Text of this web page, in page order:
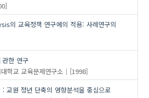
의 교육정책 연구에의 적용: 사례연구의
관한 연구
학교 교육문제연구소
[1998]
교원 정년 단축의 영향분석을 중심으로